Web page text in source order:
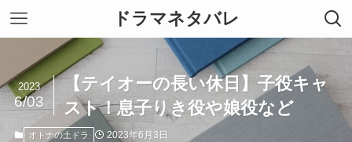
ドラマネタバレ
【テイオーの長い休日】子役キャ
スト！息子りき役や娘役など
2023
6/03
オトナの土ドラ 2023年6月3日